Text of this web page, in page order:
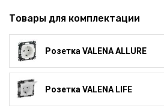
Товары для комплектации
Розетка VALENA ALLURE
Розетка VALENA LIFE